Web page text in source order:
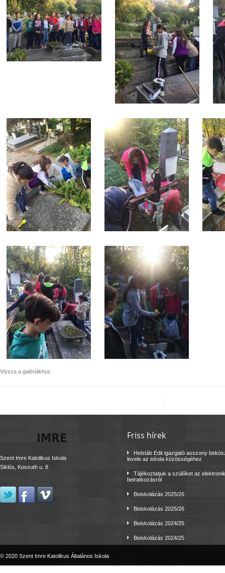
Vissza a galériákhoz
Szent Imre Katolikus Iskola
Siklós, Kossuth u. 8
Friss hírek
Helstáb Edit igazgató asszony
levele az iskola közösségéhez
Tájékoztatjuk a szülőket az
beiratkozásról
Beiskolázás 2025/26
Beiskolázás 2025/26
Beiskolázás 2024/25
Beiskolázás 2024/25
© 2020 Szent Imre Katolikus Általános Iskola